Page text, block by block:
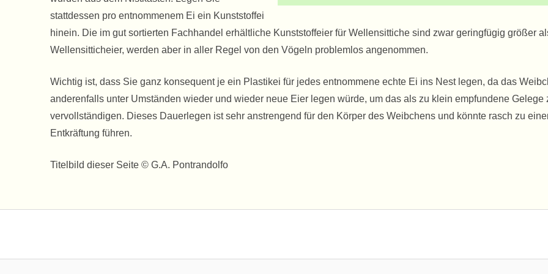
stattdessen pro entnommenem Ei ein Kunststoffei
hinein. Die im gut sortierten Fachhandel erhältliche Kunststoffeier für Wellensittiche sind zwar geringfügig größer
Wellensitticheier, werden aber in aller Regel von den Vögeln problemlos angenommen.
Wichtig ist, dass Sie ganz konsequent je ein Plastikei für jedes entnommene echte Ei ins Nest legen, da das
anderenfalls unter Umständen wieder und wieder neue Eier legen würde, um das als zu klein empfundene Gelege
vervollständigen. Dieses Dauerlegen ist sehr anstrengend für den Körper des Weibchens und könnte rasch zu
Entkräftung führen.
Titelbild dieser Seite © G.A. Pontrandolfo